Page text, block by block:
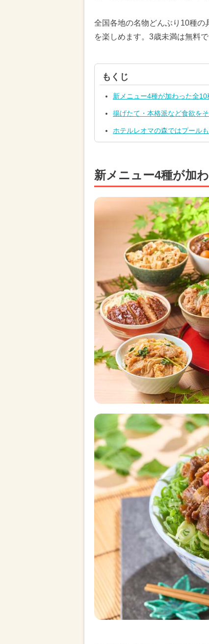
全国各地の名物どんぶり10種の
を楽しめます。3歳未満は無料
もくじ
新メニュー4種が加わった全10
揚げたて・本格派など食欲を
ホテルレオマの森ではプール
新メニュー4種が加